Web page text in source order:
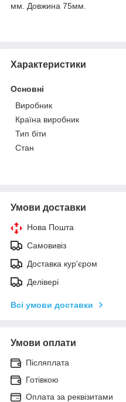
мм. Довжина 75мм.
Характеристики
Основні
Виробник
Країна виробник
Тип біти
Стан
Умови доставки
Нова Пошта
Самовивіз
Доставка кур'єром
Делівері
Всі умови доставки
Умови оплати
Післяплата
Готівкою
Оплата за реквізитами